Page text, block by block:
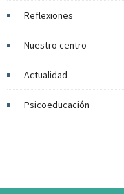
Reflexiones
Nuestro centro
Actualidad
Psicoeducación